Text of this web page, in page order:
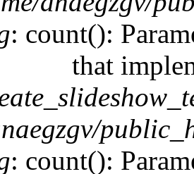
: count():
that
: count():